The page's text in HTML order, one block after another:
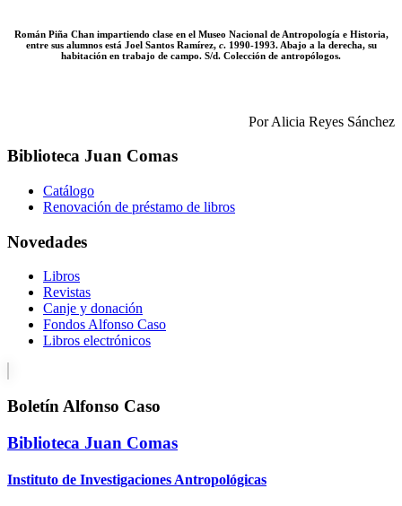
Román Piña Chan impartiendo clase en el Museo Nacional de Antropología e Historia,
entre sus alumnos está Joel Santos Ramírez, c. 1990-1993. Abajo a la derecha, su
habitación en trabajo de campo. S/d. Colección de antropólogos.
Por Alicia Reyes Sánchez
Biblioteca Juan Comas
Catálogo
Renovación de préstamo de libros
Novedades
Libros
Revistas
Canje y donación
Fondos Alfonso Caso
Libros electrónicos
Boletín Alfonso Caso
Biblioteca Juan Comas
Instituto de Investigaciones Antropológicas